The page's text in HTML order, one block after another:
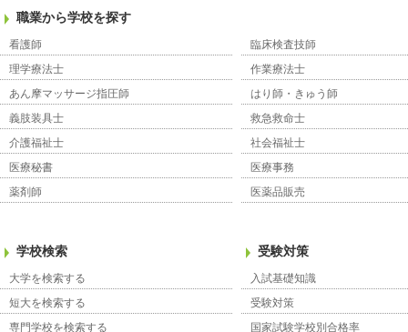
職業から学校を探す
看護師
臨床検査技師
理学療法士
作業療法士
あん摩マッサージ指圧師
はり師・きゅう師
義肢装具士
救急救命士
介護福祉士
社会福祉士
医療秘書
医療事務
薬剤師
医薬品販売
学校検索
大学を検索する
短大を検索する
専門学校を検索する
受験対策
入試基礎知識
受験対策
国家試験学校別合格率